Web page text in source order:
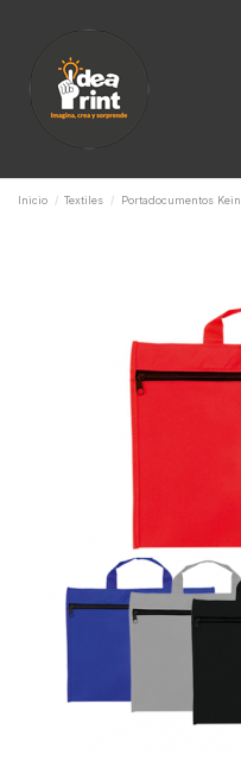
Inicio Textiles Portadocumentos Kein